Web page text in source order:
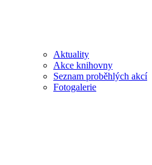
Aktuality
Akce knihovny
Seznam proběhlých akcí
Fotogalerie